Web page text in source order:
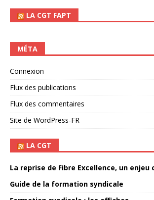
LA CGT FAPT
MÉTA
Connexion
Flux des publications
Flux des commentaires
Site de WordPress-FR
LA CGT
La reprise de Fibre Excellence, un enjeu
Guide de la formation syndicale